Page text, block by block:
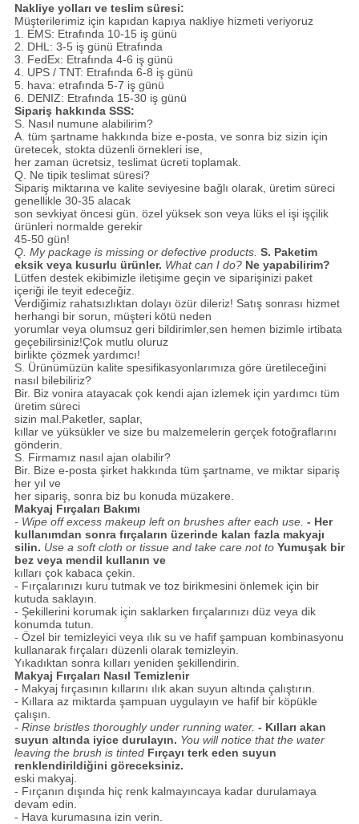
Nakliye yolları ve teslim süresi:
Müşterilerimiz için kapıdan kapıya nakliye hizmeti veriyoruz
1. EMS: Etrafında 10-15 iş günü
2. DHL: 3-5 iş günü Etrafında
3. FedEx: Etrafında 4-6 iş günü
4. UPS / TNT: Etrafında 6-8 iş günü
5. hava: etrafında 5-7 iş günü
6. DENIZ: Etrafında 15-30 iş günü
Sipariş hakkında SSS:
S. Nasıl numune alabilirim?
A. tüm şartname hakkında bize e-posta, ve sonra biz sizin için
üretecek, stokta düzenli örnekleri ise,
her zaman ücretsiz, teslimat ücreti toplamak.
Q. Ne tipik teslimat süresi?
Sipariş miktarına ve kalite seviyesine bağlı olarak, üretim süreci
genellikle 30-35 alacak
son sevkiyat öncesi gün. özel yüksek son veya lüks el işi işçilik
ürünleri normalde gerekir
45-50 gün!
Q. My package is missing or defective products. S. Paketim
eksik veya kusurlu ürünler. What can I do? Ne yapabilirim?
Lütfen destek ekibimizle iletişime geçin ve siparişinizi paket
içeriği ile teyit edeceğiz.
Verdiğimiz rahatsızlıktan dolayı özür dileriz! Satış sonrası hizmet
herhangi bir sorun, müşteri kötü neden
yorumlar veya olumsuz geri bildirimler,sen hemen bizimle irtibata
geçebilirsiniz!Çok mutlu oluruz
birlikte çözmek yardımcı!
S. Ürünümüzün kalite spesifikasyonlarımıza göre üretileceğini
nasıl bilebiliriz?
Bir. Biz vonira atayacak çok kendi ajan izlemek için yardımcı tüm
üretim süreci
sizin mal. Paketler, saplar,
kıllar ve yüksükler ve size bu malzemelerin gerçek fotoğraflarını
gönderin.
S. Firmamız nasıl ajan olabilir?
Bir. Bize e-posta şirket hakkında tüm şartname, ve miktar sipariş
her yıl ve
her sipariş, sonra biz bu konuda müzakere.
Makyaj Fırçaları Bakımı
- Wipe off excess makeup left on brushes after each use. - Her
kullanımdan sonra fırçaların üzerinde kalan fazla makyajı
silin. Use a soft cloth or tissue and take care not to Yumuşak bir
bez veya mendil kullanın ve
kılları çok kabaca çekin.
- Fırçalarınızı kuru tutmak ve toz birikmesini önlemek için bir
kutuda saklayın.
- Şekillerini korumak için saklarken fırçalarınızı düz veya dik
konumda tutun.
- Özel bir temizleyici veya ılık su ve hafif şampuan kombinasyonu
kullanarak fırçaları düzenli olarak temizleyin.
Yıkadıktan sonra kılları yeniden şekillendirin.
Makyaj Fırçaları Nasıl Temizlenir
- Makyaj fırçasının kıllarını ılık akan suyun altında çalıştırın.
- Kıllara az miktarda şampuan uygulayın ve hafif bir köpükle
çalışın.
- Rinse bristles thoroughly under running water. - Kılları akan
suyun altında iyice durulayın. You will notice that the water
leaving the brush is tinted Fırçayı terk eden suyun
renklendirildiğini göreceksiniz.
eski makyaj.
- Fırçanın dışında hiç renk kalmayıncaya kadar durulamaya
devam edin.
- Hava kurumasına izin verin.